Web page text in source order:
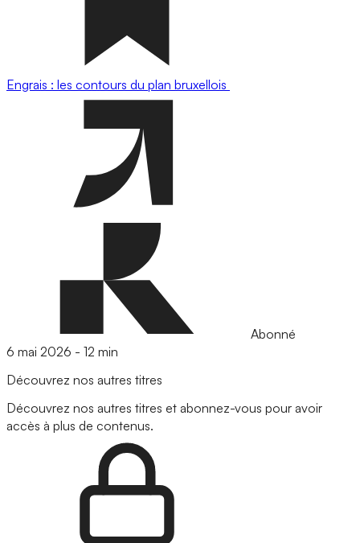
Engrais : les contours du plan bruxellois
Abonné
6 mai 2026 - 12 min
Découvrez nos autres titres
Découvrez nos autres titres et abonnez-vous pour avoir
accès à plus de contenus.